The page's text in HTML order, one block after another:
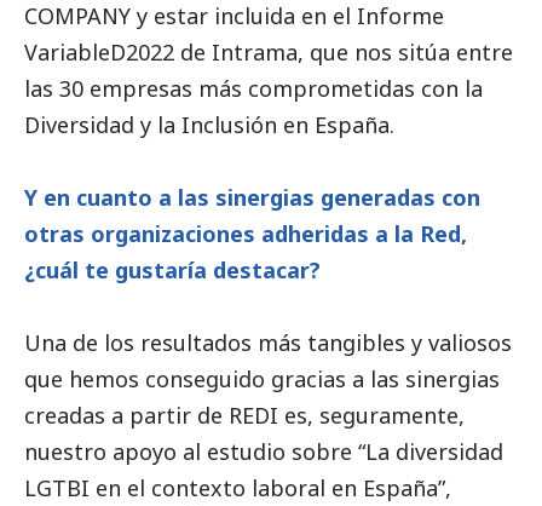
COMPANY y estar incluida en el Informe
VariableD2022 de Intrama, que nos sitúa entre
las 30 empresas más comprometidas con la
Diversidad y la Inclusión en España.
Y en cuanto a las sinergias generadas con
otras organizaciones adheridas a la Red,
¿cuál te gustaría destacar?
Una de los resultados más tangibles y valiosos
que hemos conseguido gracias a las sinergias
creadas a partir de REDI es, seguramente,
nuestro apoyo al estudio sobre “La diversidad
LGTBI en el contexto laboral en España”,